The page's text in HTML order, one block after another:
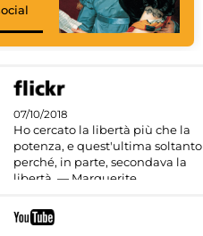
07/10/2018
Ho cercato la libertà più che la
potenza, e quest'ultima soltanto
perché, in parte, secondava la
libertà. — Marguerite